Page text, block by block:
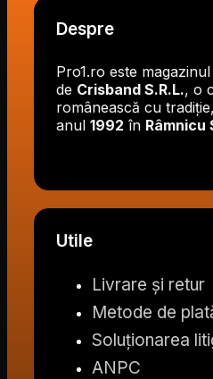
Despre
Pro1.ro este
de Crisband S.R.L., o
românească cu
anul 1992 în Râmnicu
Utile
Livrare și retur
Metode de
Soluționarea
ANPC